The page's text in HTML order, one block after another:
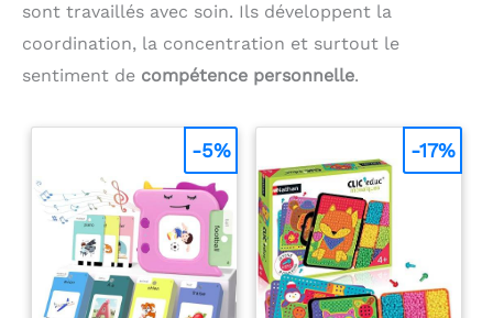
sont travaillés avec soin. Ils développent la
coordination, la concentration et surtout le
sentiment de compétence personnelle.
-5% -17%